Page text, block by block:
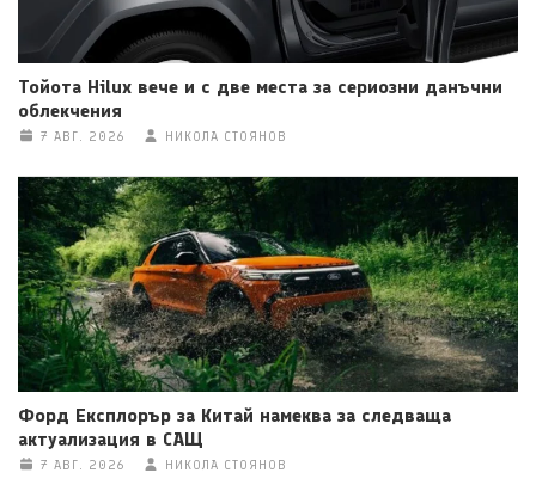
Тойота Hilux вече и с две места за сериозни данъчни
облекчения
7 АВГ. 2026 НИКОЛА СТОЯНОВ
Форд Експлорър за Китай намеква за следваща
актуализация в САЩ
7 АВГ. 2026 НИКОЛА СТОЯНОВ